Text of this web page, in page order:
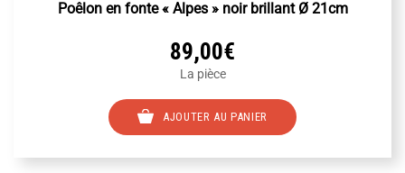
Poêlon en fonte « Alpes » noir brillant Ø 21cm
89,00€
La pièce
AJOUTER AU PANIER